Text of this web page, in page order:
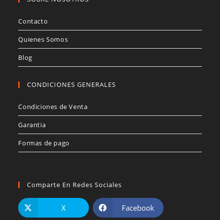
Contacto
Quienes Somos
Blog
CONDICIONES GENERALES
Condiciones de Venta
Garantia
Formas de pago
Comparte En Redes Sociales
X Facebook